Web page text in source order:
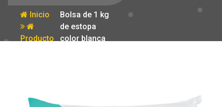
Inicio
Producto
Bolsa de 1 kg
de estopa
color blanca